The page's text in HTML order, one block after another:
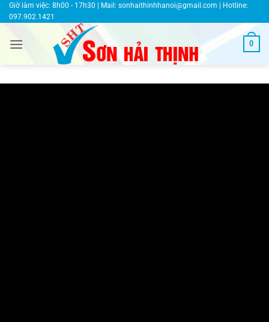
Bỏ
qua
dung
Giờ làm việc: 8h00 - 17h30 | Mail: sonhaithinhhanoi@gmail.com | Hotline:
097.902.1421
0